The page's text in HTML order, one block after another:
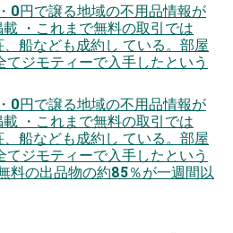
0円で譲る地域の不用品情報が
・これまで無料の取引では
船なども成約し ている。部屋
てジモティーで入手したという
0円で譲る地域の不用品情報が
・これまで無料の取引では
船なども成約し ている。部屋
てジモティーで入手したという
料の出品物の約85％が一週間以